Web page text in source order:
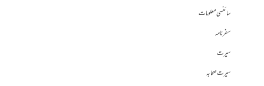
سائنسی معلومات
سفرنامہ
سیرت
سیرت صحابہ